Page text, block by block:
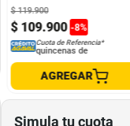
$ 109.900 -8%
$ 119.900
Cuota de Referencia*
quincenas de
AGREGAR
Simula tu cuota